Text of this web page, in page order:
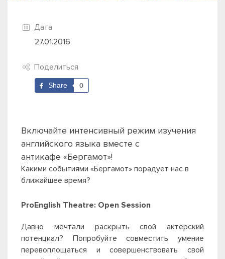
Дата
27.01.2016
Поделиться
Share 0
Включайте интенсивный режим изучения
английского языка вместе с
антикафе «Бергамот»!
Какими событиями «Бергамот» порадует нас в
ближайшее время?
ProEnglish Theatre: Open Session
Давно мечтали раскрыть свой актёрский
потенциал? Попробуйте совместить умение
перевоплощаться и совершенствовать свой